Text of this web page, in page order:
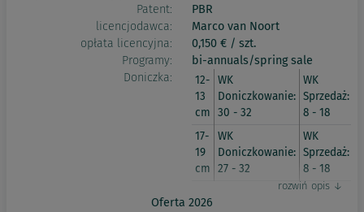
Patent:
PBR
licencjodawca:
Marco van Noort
opłata licencyjna:
0,150 € / szt.
Programy:
bi-annuals/spring sale
Doniczka:
12-
13
cm
WK
Doniczkowanie:
30 - 32
WK
Sprzedaż:
8 - 18
17-
19
cm
WK
Doniczkowanie:
27 - 32
WK
Sprzedaż:
8 - 18
Oferta 2026